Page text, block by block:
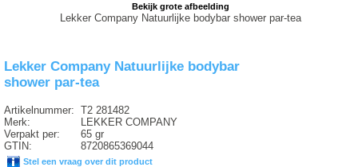
Bekijk grote afbeelding
Lekker Company Natuurlijke bodybar shower par-tea
Lekker Company Natuurlijke bodybar
shower par-tea
Artikelnummer:
Merk:
Verpakt per:
GTIN:
T2 281482
LEKKER COMPANY
65 gr
8720865369044
Stel een vraag over dit product